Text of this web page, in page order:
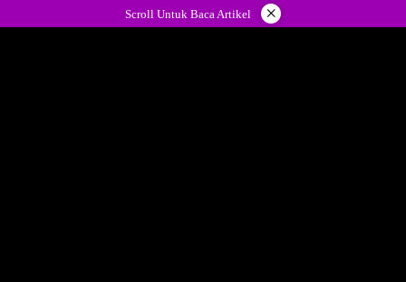
ke
Scroll Untuk Baca Artikel ×